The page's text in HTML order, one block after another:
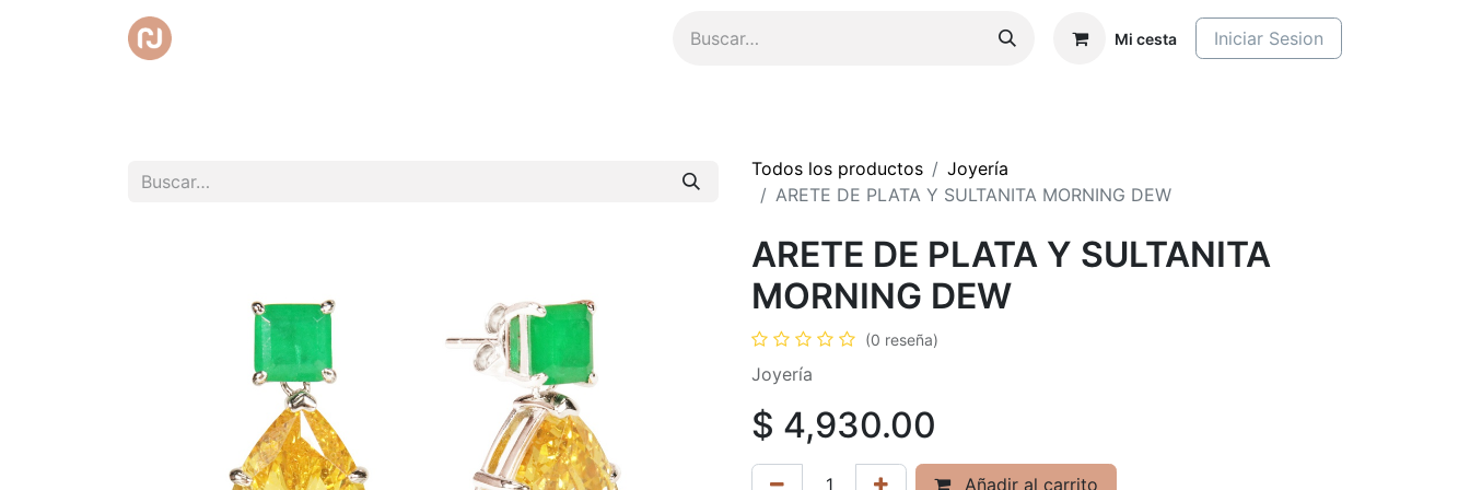
Mi cesta Iniciar Sesion
Todos los productos
Joyería
ARETE DE PLATA Y SULTANITA MORNING DEW
ARETE DE PLATA Y SULTANITA
MORNING DEW
(0 reseña)
Joyería
$ 4,930.00
Añadir al carrito